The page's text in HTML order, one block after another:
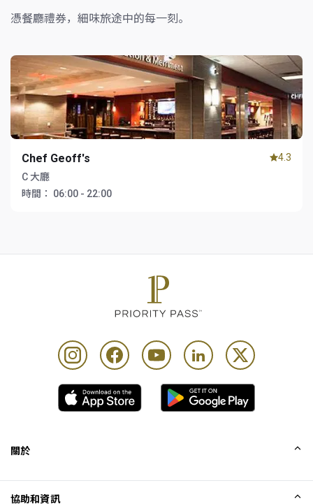
憑餐廳禮券，細味旅途中的每一刻。
Chef Geoff's
C 大廳
時間：
06:00 - 22:00
4.3
關於
協助和資訊